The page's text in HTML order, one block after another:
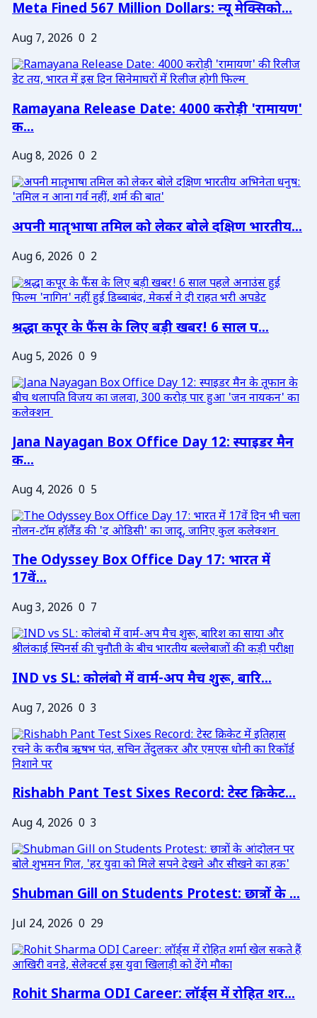
Meta Fined 567 Million Dollars: न्यू मेक्सिको...
Aug 7, 2026 0 2
Ramayana Release Date: 4000 करोड़ी 'रामायण'
क...
Aug 8, 2026 0 2
अपनी मातृभाषा तमिल को लेकर बोले दक्षिण भारतीय...
Aug 6, 2026 0 2
श्रद्धा कपूर के फैंस के लिए बड़ी खबर! 6 साल प...
Aug 5, 2026 0 9
Jana Nayagan Box Office Day 12: स्पाइडर मैन
क...
Aug 4, 2026 0 5
The Odyssey Box Office Day 17: भारत में
17वें...
Aug 3, 2026 0 7
IND vs SL: कोलंबो में वार्म-अप मैच शुरू, बारि...
Aug 7, 2026 0 3
Rishabh Pant Test Sixes Record: टेस्ट क्रिकेट...
Aug 4, 2026 0 3
Shubman Gill on Students Protest: छात्रों के ...
Jul 24, 2026 0 29
Rohit Sharma ODI Career: लॉर्ड्स में रोहित शर...